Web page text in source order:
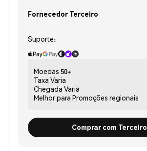
Fornecedor Terceiro
Suporte:
Moedas 50+
Taxa Varia
Chegada Varia
Melhor para Promoções regionais
Comprar com Terceiro